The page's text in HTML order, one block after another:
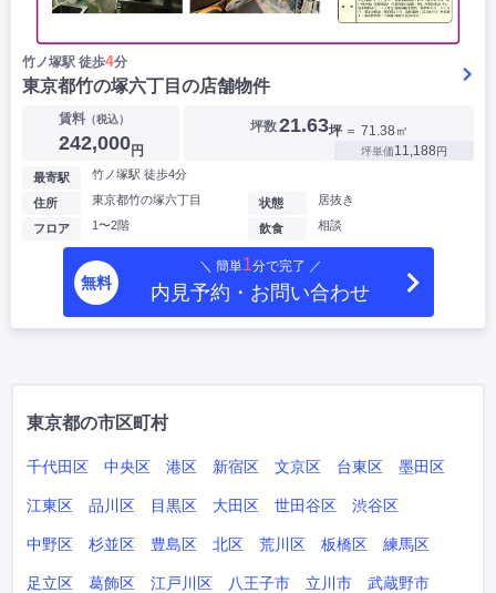
竹ノ塚駅 徒歩4分
東京都竹の塚六丁目の店舗物件
賃料（税込）
242,000円
坪数21.63坪 ＝ 71.38㎡
坪単価11,188円
最寄駅 竹ノ塚駅 徒歩4分
住所 東京都竹の塚六丁目
フロア 1〜2階
状態 居抜き
飲食 相談
無料
＼ 簡単1分で完了 ／
内見予約・お問い合わせ
東京都の市区町村
千代田区 中央区 港区 新宿区 文京区 台東区 墨田区
江東区 品川区 目黒区 大田区 世田谷区 渋谷区
中野区 杉並区 豊島区 北区 荒川区 板橋区 練馬区
足立区 葛飾区 江戸川区 八王子市 立川市 武蔵野市